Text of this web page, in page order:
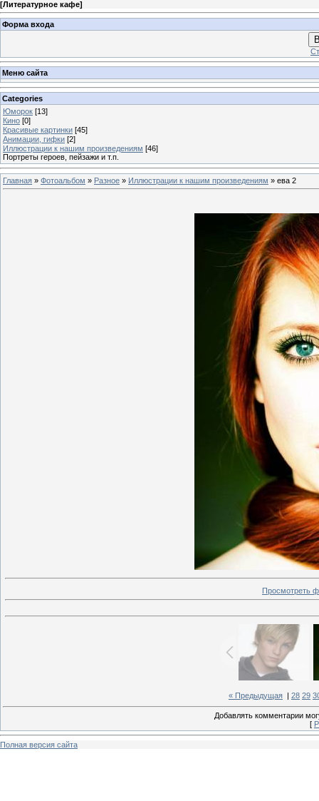
[Литературное кафе]
Форма входа
Меню сайта
Categories
Юморок [13]
Кино [0]
Красивые картинки [45]
Анимации, гифки [2]
Иллюстрации к нашим произведениям [46]
Портреты героев, пейзажи и т.п.
Главная » Фотоальбом » Разное » Иллюстрации к нашим произведениям » ева 2
Просмотреть
« Предыдущая 28 29
Добавлять комментарии
[
Полная версия сайта